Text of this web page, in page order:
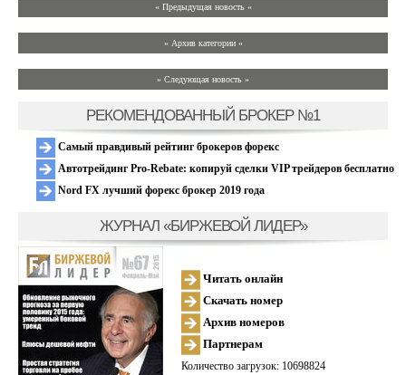
« Предыдущая новость «
» Архив категории «
» Следующая новость »
РЕКОМЕНДОВАННЫЙ БРОКЕР №1
Самый правдивый рейтинг брокеров форекс
Автотрейдинг Pro-Rebate: копируй сделки VIP трейдеров бесплатно
Nord FX лучший форекс брокер 2019 года
ЖУРНАЛ «БИРЖЕВОЙ ЛИДЕР»
Читать онлайн
Скачать номер
Архив номеров
Партнерам
Количество загрузок: 10698824